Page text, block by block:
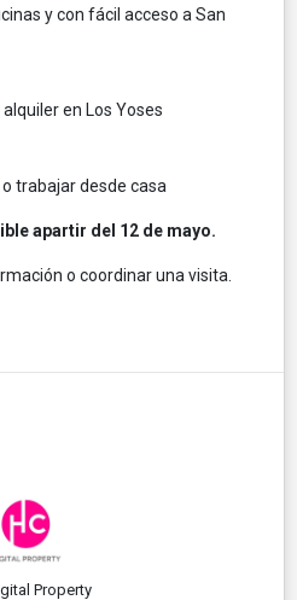
y con fácil acceso a San
en Los Yoses
trabajar desde casa
apartir del 12 de mayo.
o coordinar una visita.
Property